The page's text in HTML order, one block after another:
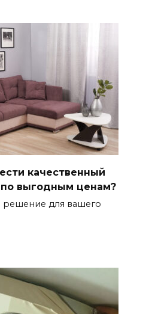
качественный
выгодным ценам?
решение для вашего